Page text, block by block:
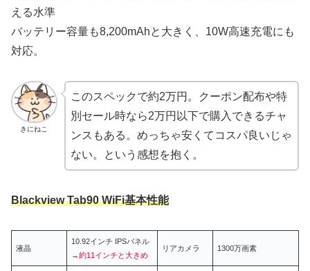
える水準
バッテリー容量も8,200mAhと大きく、10W高速充電にも
対応。
きにねこ
このスペックで約2万円。クーポン配布や特
別セール時なら2万円以下で購入できるチャ
ンスもある。めっちゃ安くてコスパ良いじゃ
ない。という感想を抱く。
Blackview Tab90 WiFi基本性能
液晶
10.92インチ IPSパネル
→約11インチと大きめ
リアカメラ 1300万画素